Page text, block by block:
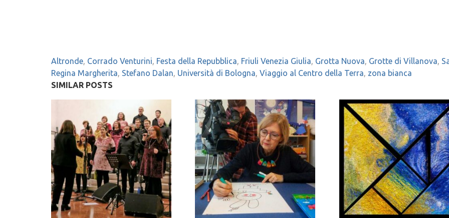
Altronde, Corrado Venturini, Festa della Repubblica, Friuli Venezia Giulia, Grotta Nuova, Grotte di Villanova,
Regina Margherita, Stefano Dalan, Università di Bologna, Viaggio al Centro della Terra, zona bianca
SIMILAR POSTS